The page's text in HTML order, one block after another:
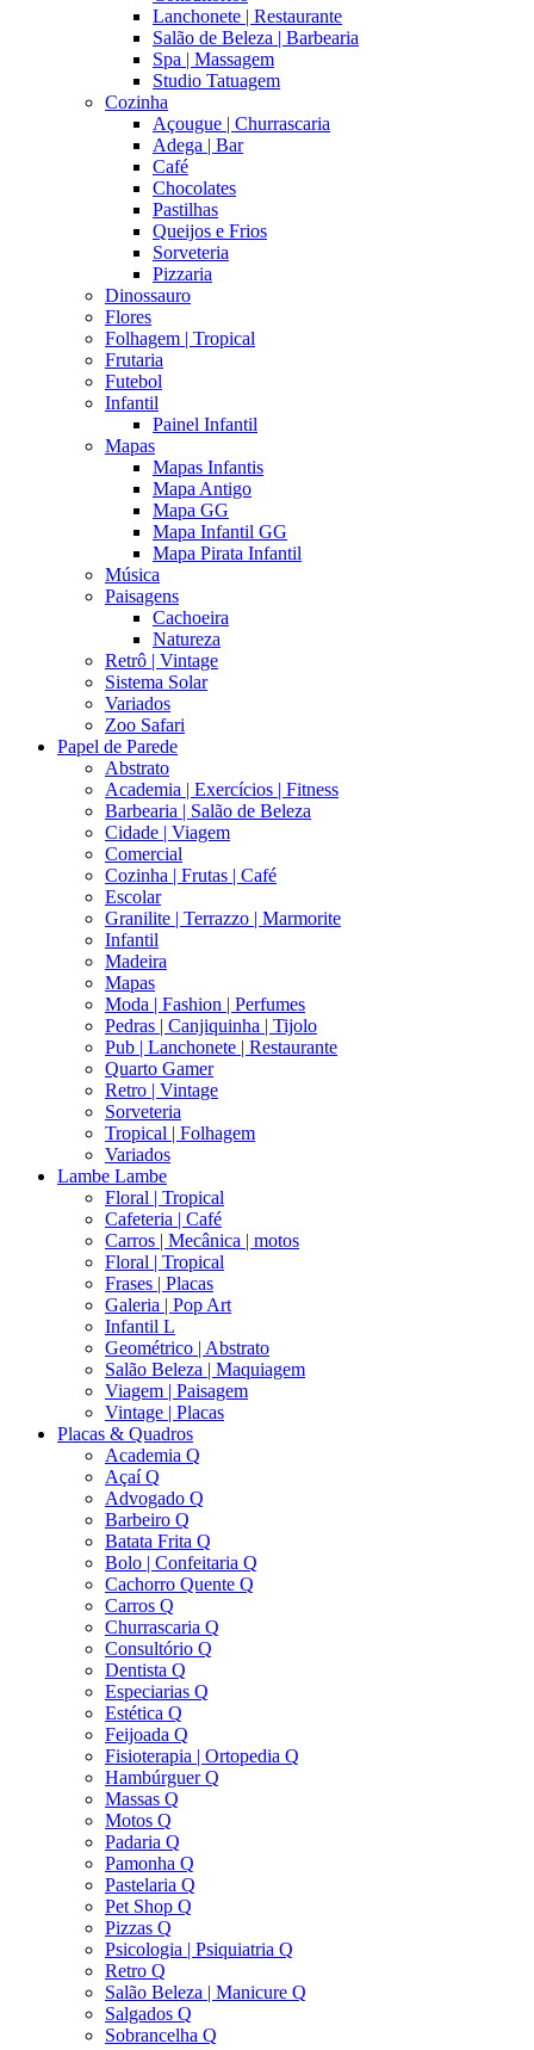
Lanchonete | Restaurante
Salão de Beleza | Barbearia
Spa | Massagem
Studio Tatuagem
Cozinha
Açougue | Churrascaria
Adega | Bar
Café
Chocolates
Pastilhas
Queijos e Frios
Sorveteria
Pizzaria
Dinossauro
Flores
Folhagem | Tropical
Frutaria
Futebol
Infantil
Painel Infantil
Mapas
Mapas Infantis
Mapa Antigo
Mapa GG
Mapa Infantil GG
Mapa Pirata Infantil
Música
Paisagens
Cachoeira
Natureza
Retrô | Vintage
Sistema Solar
Variados
Zoo Safari
Papel de Parede
Abstrato
Academia | Exercícios | Fitness
Barbearia | Salão de Beleza
Cidade | Viagem
Comercial
Cozinha | Frutas | Café
Escolar
Granilite | Terrazzo | Marmorite
Infantil
Madeira
Mapas
Moda | Fashion | Perfumes
Pedras | Canjiquinha | Tijolo
Pub | Lanchonete | Restaurante
Quarto Gamer
Retro | Vintage
Sorveteria
Tropical | Folhagem
Variados
Lambe Lambe
Floral | Tropical
Cafeteria | Café
Carros | Mecânica | motos
Floral | Tropical
Frases | Placas
Galeria | Pop Art
Infantil L
Geométrico | Abstrato
Salão Beleza | Maquiagem
Viagem | Paisagem
Vintage | Placas
Placas & Quadros
Academia Q
Açaí Q
Advogado Q
Barbeiro Q
Batata Frita Q
Bolo | Confeitaria Q
Cachorro Quente Q
Carros Q
Churrascaria Q
Consultório Q
Dentista Q
Especiarias Q
Estética Q
Feijoada Q
Fisioterapia | Ortopedia Q
Hambúrguer Q
Massas Q
Motos Q
Padaria Q
Pamonha Q
Pastelaria Q
Pet Shop Q
Pizzas Q
Psicologia | Psiquiatria Q
Retro Q
Salão Beleza | Manicure Q
Salgados Q
Sobrancelha Q